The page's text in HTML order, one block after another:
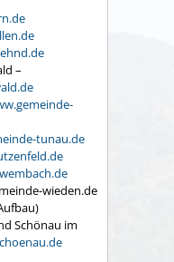
–
tunau.de
wieden.de
Schönau im